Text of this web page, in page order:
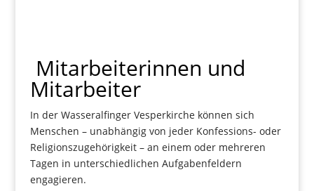
Mitarbeiterinnen und
Mitarbeiter
In der Wasseralfinger Vesperkirche können sich
Menschen – unabhängig von jeder Konfessions- oder
Religionszugehörigkeit – an einem oder mehreren
Tagen in unterschiedlichen Aufgabenfeldern
engagieren.